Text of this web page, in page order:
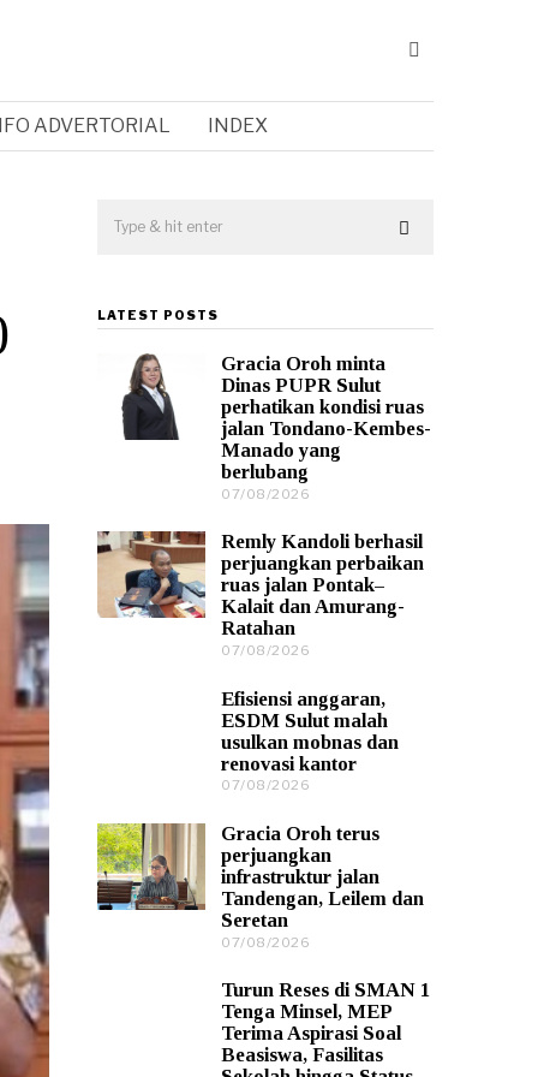
ADVERTORIAL INDEX
LATEST POSTS
Gracia Oroh minta
Dinas PUPR Sulut
perhatikan kondisi ruas
jalan Tondano-Kembes-
Manado yang
berlubang
07/08/2026
0
8
/
2
Remly Kandoli berhasil
perjuangkan perbaikan
ruas jalan Pontak–
Kalait dan Amurang-
Ratahan
07/08/2026
0
8
/
2
Efisiensi anggaran,
ESDM Sulut malah
usulkan mobnas dan
renovasi kantor
07/08/2026
0
8
/
2
Gracia Oroh terus
perjuangkan
infrastruktur jalan
Tandengan, Leilem dan
Seretan
07/08/2026
0
8
/
2
Turun Reses di SMAN 1
Tenga Minsel, MEP
Terima Aspirasi Soal
Beasiswa, Fasilitas